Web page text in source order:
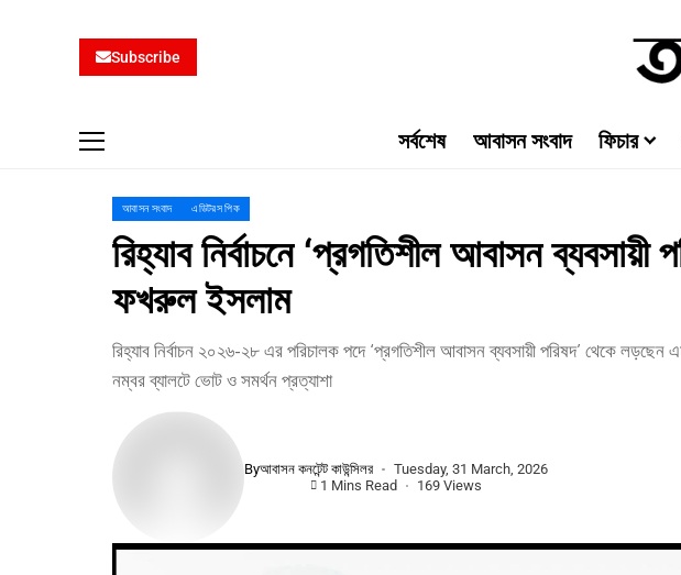
Subscribe
সর্বশেষ আবাসন সংবাদ ফিচার
আবাসন সংবাদ এডিটরস পিক
রিহ্যাব নির্বাচনে ‘প্রগতিশীল আবাসন
ফখরুল ইসলাম
রিহ্যাব নির্বাচন ২০২৬-২৮ এর পরিচালক পদে ‘প্রগতিশীল আবাসন ব্যবসায়ী পরিষদ’ থেকে
নম্বর ব্যালটে ভোট ও সমর্থন প্রত্যাশা
Byআবাসন কনটেন্ট কাউন্সিলর
Tuesday, 31 March, 2026
1 Mins Read
169 Views